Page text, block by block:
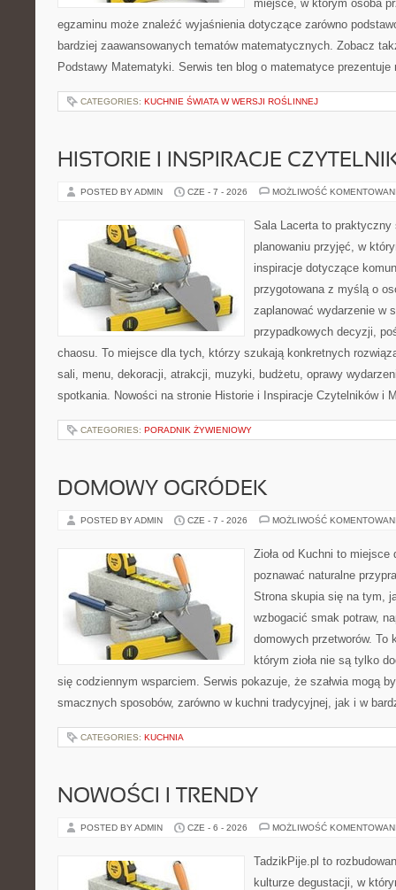
miejsce, w którym osoba
egzaminu może znaleźć wyjaśnienia dotyczące zarówno
bardziej zaawansowanych tematów matematycznych. Zobacz
Podstawy Matematyki. Serwis ten blog o matematyce
CATEGORIES: KUCHNIE ŚWIATA W WERSJI ROŚLINNEJ
HISTORIE I INSPIRACJE
POSTED BY ADMIN CZE - 7 - 2026 MOŻLIWOŚĆ
Sala Lacerta to praktyczny
planowaniu przyjęć, w
inspiracje dotyczące
przygotowana z myślą o
zaplanować wydarzenie w
przypadkowych decyzji,
chaosu. To miejsce dla tych, którzy szukają konkretnych
sali, menu, dekoracji, atrakcji, muzyki, budżetu, oprawy
spotkania. Nowości na stronie Historie i Inspiracje Czytelników i
CATEGORIES: PORADNIK ŻYWIENIOWY
DOMOWY OGRÓDEK
POSTED BY ADMIN CZE - 7 - 2026 MOŻLIWOŚĆ
Zioła od Kuchni to
poznawać naturalne
Strona skupia się na tym,
wzbogacić smak potraw,
domowych przetworów. To
którym zioła nie są tylko
się codziennym wsparciem. Serwis pokazuje, że szałwia mogą
smacznych sposobów, zarówno w kuchni tradycyjnej, jak i w
CATEGORIES: KUCHNIA
NOWOŚCI I TRENDY
POSTED BY ADMIN CZE - 6 - 2026 MOŻLIWOŚĆ
TadzikPije.pl to
kulturze degustacji, w